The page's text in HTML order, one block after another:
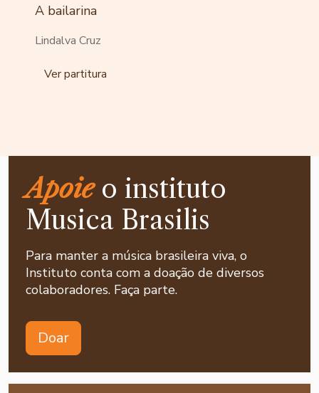
A bailarina
Lindalva Cruz
Ver partitura
Apoieo instituto
Musica Brasilis
Para manter a música brasileira viva, o
Instituto conta com a doação de diversos
colaboradores. Faça parte.
Doar